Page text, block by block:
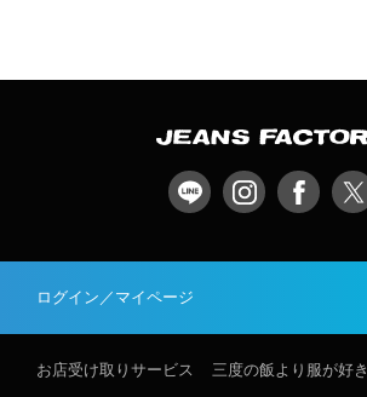
ログイン／マイページ
お店受け取りサービス 三度の飯より服が好き